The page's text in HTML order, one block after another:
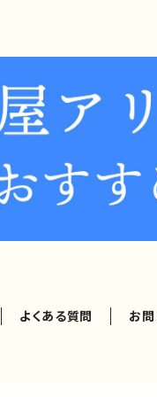
よくある質問 お